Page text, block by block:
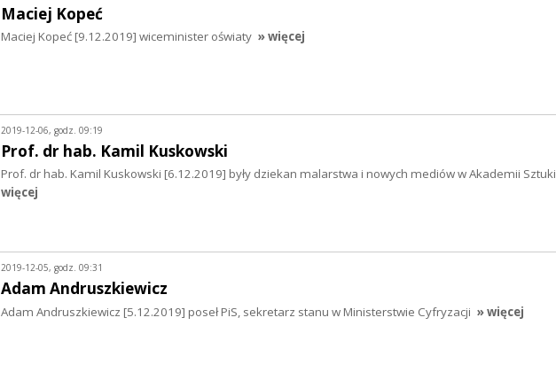
Maciej Kopeć
Maciej Kopeć [9.12.2019] wiceminister oświaty » więcej
2019-12-06, godz. 09:19
Prof. dr hab. Kamil Kuskowski
Prof. dr hab. Kamil Kuskowski [6.12.2019] były dziekan malarstwa i nowych mediów w Akademii Sztuki
więcej
2019-12-05, godz. 09:31
Adam Andruszkiewicz
Adam Andruszkiewicz [5.12.2019] poseł PiS, sekretarz stanu w Ministerstwie Cyfryzacji » więcej